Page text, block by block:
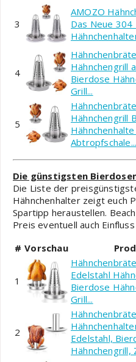
3
AMOZO
Das Neue 304
4
Hähnchengrill
Bierdose
Grill...
5
Hähnchengrill
Abtropfschale...
Die günstigsten
Die Liste der
Hähnchenhalter zeigt euch
Spartipp heraustellen.
Preis eventuell auch
# Vorschau
1
Edelstahl
Bierdose
Grill...
2
Edelstahl,
Hähnchengrill,